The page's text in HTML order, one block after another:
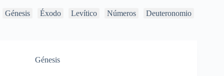
Génesis Éxodo Levítico Números Deuteronomio
Génesis